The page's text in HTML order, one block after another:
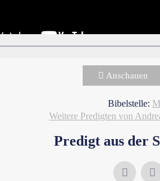
Anschauen
Bibelstelle:
Weitere Predigten von
Predigt aus der